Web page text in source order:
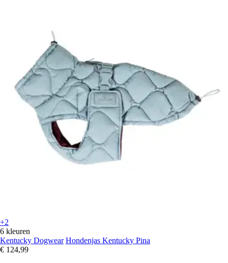
+2
6 kleuren
Kentucky Dogwear Hondenjas Kentucky Pina
€ 124,99